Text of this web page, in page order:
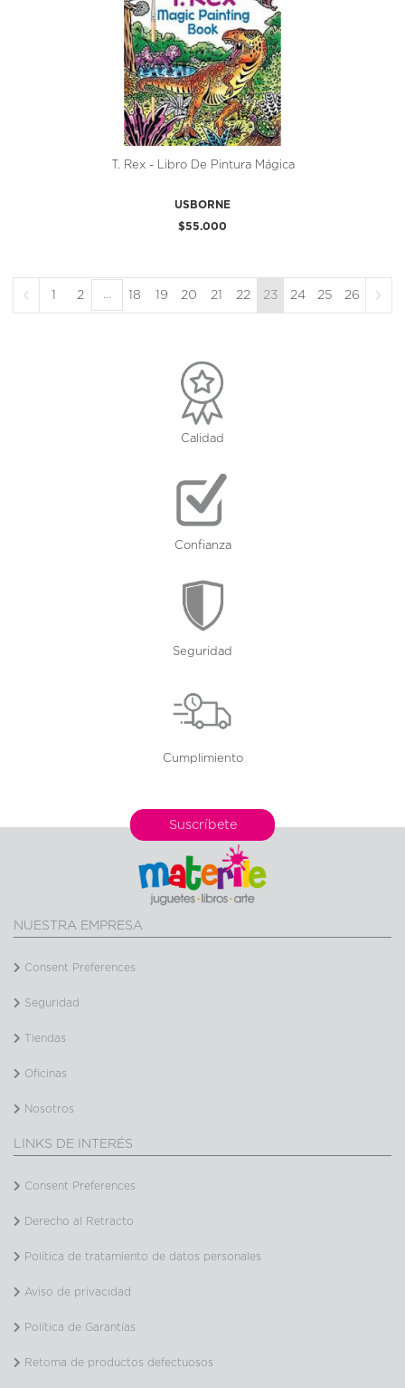
T. Rex - Libro De Pintura Mágica
USBORNE
$55.000
1 2 ... 18 19 20 21 22 23 24 25 26
Calidad
Confianza
Seguridad
Cumplimiento
Suscríbete
NUESTRA EMPRESA
Consent Preferences
Seguridad
Tiendas
Oficinas
Nosotros
LINKS DE INTERÉS
Consent Preferences
Derecho al Retracto
Política de tratamiento de datos personales
Aviso de privacidad
Política de Garantías
Retoma de productos defectuosos